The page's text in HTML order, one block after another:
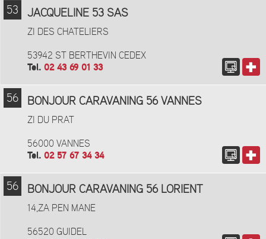
53 JACQUELINE 53 SAS
ZI DES CHATELIERS
53942 ST BERTHEVIN CEDEX
Tel. 02 43 69 01 33
56 BONJOUR CARAVANING 56 VANNES
ZI DU PRAT
56000 VANNES
Tel. 02 57 67 34 34
56 BONJOUR CARAVANING 56 LORIENT
14,ZA PEN MANE
56520 GUIDEL